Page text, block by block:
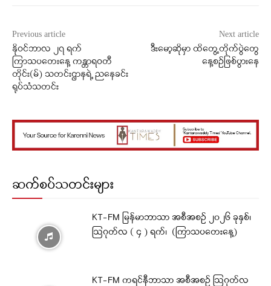
Previous article
နိုဝင်ဘာလ ၂၇ ရက်
ကြာသပတေးနေ့ ကန္တာရဝတီ
တိုင်း(မ်) သတင်းဌာနရဲ့ ညနေခင်း
ရုပ်သံသတင်း
Next article
ဒီး‌မော့ဆိုမှာ ထိတွေ့တိုက်ပွဲတွေ
နေ့စဥ်ဖြစ်ပွားနေ
ဆက်စပ်သတင်းများ
KT-FM မြန်မာဘာသာ အစီအစဉ် ၂၀၂၆ ခုနှစ်၊
ဩဂုတ်လ ( ၄ ) ရက်၊ (ကြာသပတေးနေ့)
KT-FM ကရင်နီဘာသာ အစီအစဉ် ဩဂုတ်လ